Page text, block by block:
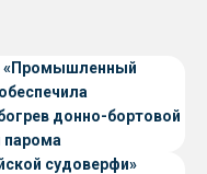
«Промышленный
донно-бортовой
парома
проекта CNF22
судоверфи»